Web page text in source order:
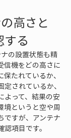
高さと
る
の設置状態も精
信機をどの高さに
たれているか、
されているか、
よって、結果の安
境というと空や周
ですが、アンテナ
項目です。